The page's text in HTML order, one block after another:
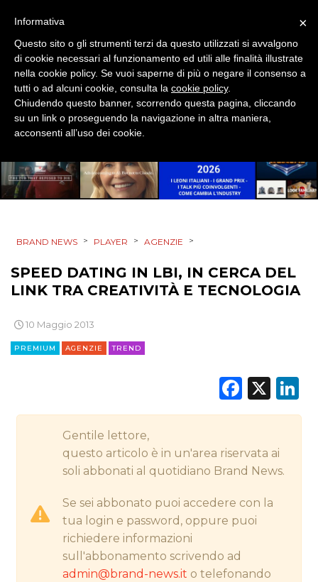
SPONSOR
DESIGN
EVENTI
MOBILE
CSR
STRATEGIE
DIGITALE
ESTERNA
RADIO / AUDIO
BRAND NEWS > PLAYER > AGENZIE >
SPEED DATING IN LBI, IN CERCA DEL
LINK TRA CREATIVITÀ E TECNOLOGIA
10 Maggio 2013
PREMIUM AGENZIE TREND
X
Gentile lettore,
questo articolo è in un'area riservata ai
soli abbonati al quotidiano Brand News.
Se sei abbonato puoi accedere con la
tua login e password, oppure puoi
richiedere informazioni
sull'abbonamento scrivendo ad
admin@brand-news.it o telefonando
×
Informativa
Questo sito o gli strumenti terzi da questo utilizzati si avvalgono
di cookie necessari al funzionamento ed utili alle finalità illustrate
nella cookie policy. Se vuoi saperne di più o negare il consenso a
tutti o ad alcuni cookie, consulta la cookie policy.
Chiudendo questo banner, scorrendo questa pagina, cliccando
su un link o proseguendo la navigazione in altra maniera,
acconsenti all’uso dei cookie.